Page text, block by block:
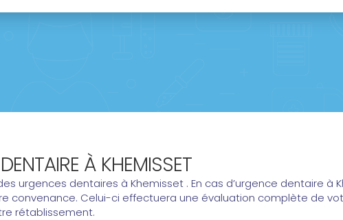
À KHEMISSET
urgences dentaires à Khemisset . En cas d’urgence dentaire à
convenance. Celui-ci effectuera une évaluation complète de
rétablissement.